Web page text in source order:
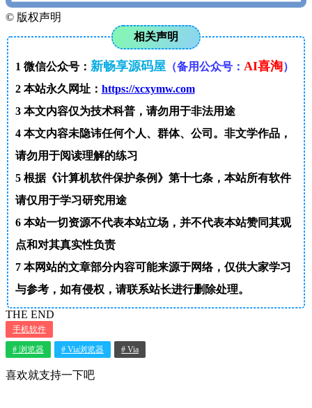
© 版权声明
相关声明
1 微信公众号： 新畅享源码屋（备用公众号： AI喜淘）
2本站永久网址： https://xcxymw.com
3本文内容仅为技术科普，请勿用于非法用途
4本文内容未隐讳任何个人、群体、公司。非文学作品，
请勿用于阅读理解的练习
5根据《计算机软件保护条例》第十七条，本站所有软件
请仅用于学习研究用途
6本站一切资源不代表本站立场，并不代表本站赞同其观
点和对其真实性负责
7本网站的文章部分内容可能来源于网络，仅供大家学习
与参考，如有侵权，请联系站长进行删除处理。
THE END
手机软件
# 浏览器 # Via浏览器 # Via
喜欢就支持一下吧